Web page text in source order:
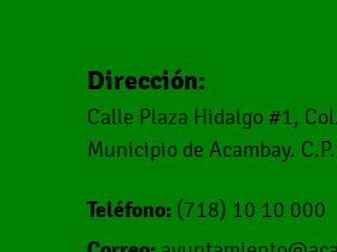
Dirección:
Calle Plaza Hidalgo #1,
Municipio de Acambay.
Teléfono: (718) 10 10 000